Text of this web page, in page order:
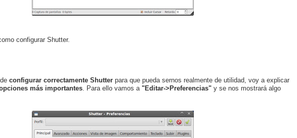
configurar Shutter.
configurar correctamente Shutter para que pueda sernos realmente de utilidad, voy a explicar
más importantes . Para ello vamos a "Editar->Preferencias" y se nos mostrará algo